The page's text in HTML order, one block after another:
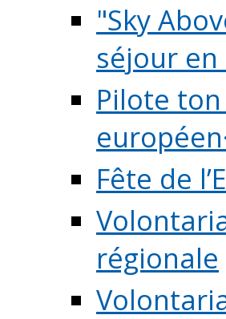
"Sky
séjour en
Pilote
Fête de
régionale